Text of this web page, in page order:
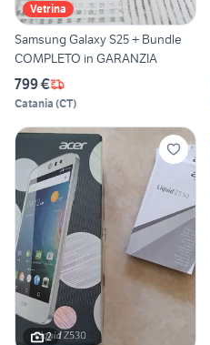
Vetrina
Samsung Galaxy S25 + Bundle
COMPLETO in GARANZIA
799 €
Catania (CT)
2